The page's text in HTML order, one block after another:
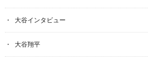
大谷インタビュー
大谷翔平